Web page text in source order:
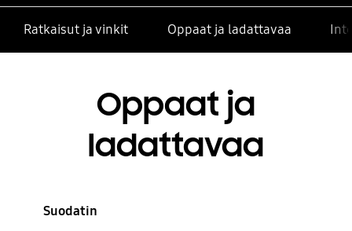
Ratkaisut ja vinkit Oppaat ja ladattavaa
Oppaat ja
ladattavaa
Suodatin